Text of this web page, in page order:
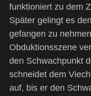
funktioniert zu dem
Später gelingt es
gefangen zu
Obduktionsszene
den Schwachpunkt
schneidet dem
auf, bis er den